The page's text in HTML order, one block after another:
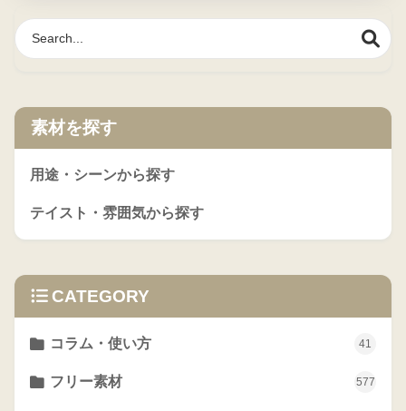
素材を探す
用途・シーンから探す
テイスト・雰囲気から探す
CATEGORY
コラム・使い方 41
フリー素材 577